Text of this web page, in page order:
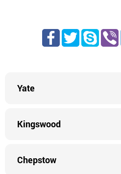
Yate
Kingswood
Chepstow